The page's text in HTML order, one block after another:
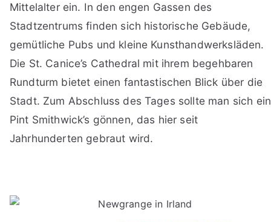
Mittelalter ein. In den engen Gassen des
Stadtzentrums finden sich historische Gebäude,
gemütliche Pubs und kleine Kunsthandwerksläden.
Die St. Canice’s Cathedral mit ihrem begehbaren
Rundturm bietet einen fantastischen Blick über die
Stadt. Zum Abschluss des Tages sollte man sich ein
Pint Smithwick’s gönnen, das hier seit
Jahrhunderten gebraut wird.